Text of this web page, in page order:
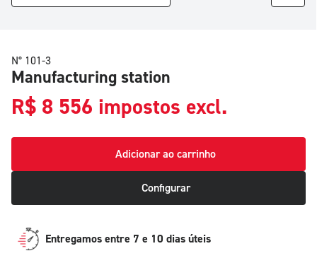
N° 101-3
Manufacturing station
R$ 8 556 impostos excl.
Adicionar ao carrinho
Configurar
Entregamos entre 7 e 10 dias úteis